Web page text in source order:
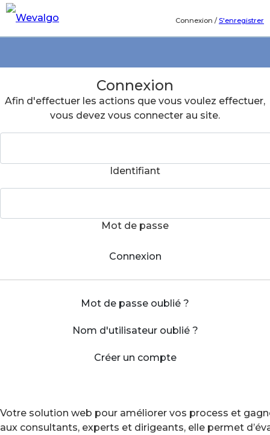
Connexion /S'enregistrer
Connexion
Afin d'effectuer les actions que vous voulez effectuer,
vous devez vous connecter au site.
Identifiant
Mot de passe
Connexion
Mot de passe oublié ?
Nom d'utilisateur oublié ?
Créer un compte
Votre solution web pour améliorer vos process et
aux consultants, experts et dirigeants, elle permet